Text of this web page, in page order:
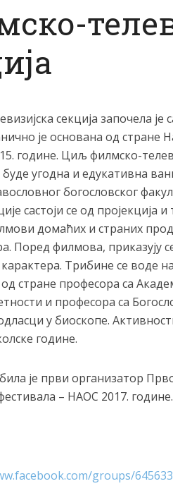
секција започела је
је основана од стране
године. Циљ филмско-
угодна и едукативна
богословског
састоји се од пројекција
домаћих и страних
Поред филмова, приказују
Трибине се воде
од стране професора са
и професора са
у биоскопе.
године.
је први организатор
– НАОС 2017. године.
groups/